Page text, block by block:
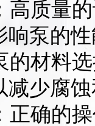
质量
响泵的
材料
减少腐
确的